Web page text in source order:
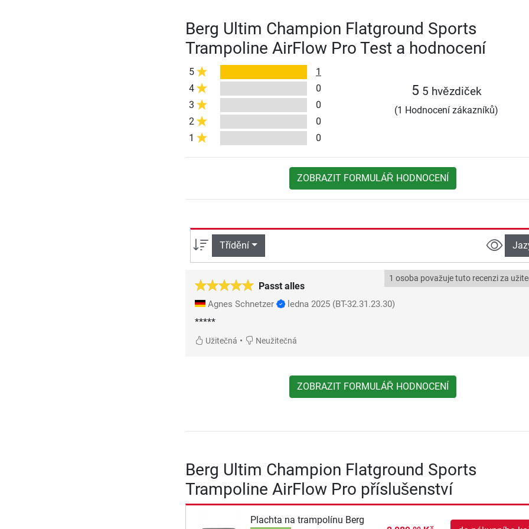
Berg Ultim Champion Flatground Sports
Trampoline AirFlow Pro Test a hodnocení
5
1
4
0
3
0
2
0
1
0
5 5 hvězdiček
(1 Hodnocení zákazníků)
ZOBRAZIT FORMULÁŘ HODNOCENÍ
Třídění
Passt alles
1 osoba považuje tuto recenzi za
Agnes Schnetzer ledna 2025 (BT-32.31.23.30)
*****
Užitečná • Neužitečná
ZOBRAZIT FORMULÁŘ HODNOCENÍ
Berg Ultim Champion Flatground Sports
Trampoline AirFlow Pro příslušenství
Plachta na trampolínu Berg